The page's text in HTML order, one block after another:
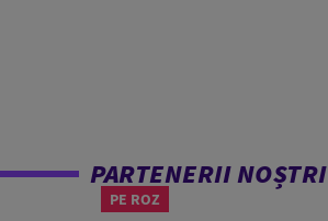
PARTENERII NOȘTRI
PE ROZ